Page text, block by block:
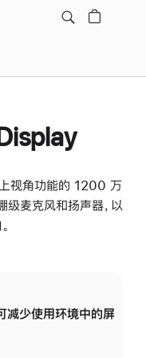
视角功能的 1200 万
麦克风和扬声器，以
减少使用环境中的屏